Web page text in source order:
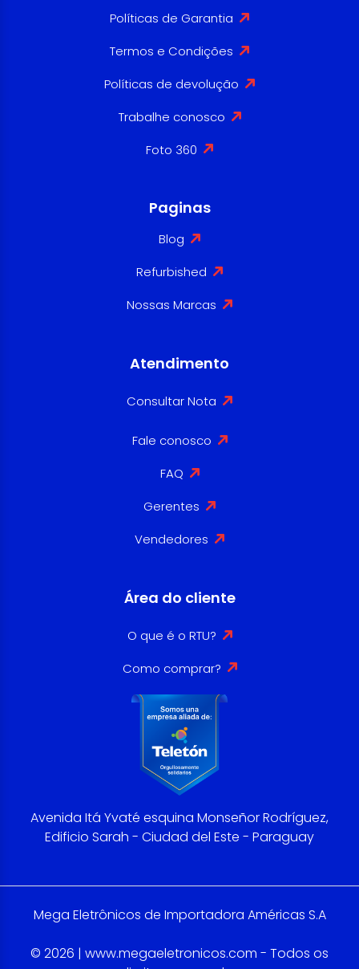
Políticas de Garantia
Termos e Condições
Políticas de devolução
Trabalhe conosco
Foto 360
Paginas
Blog
Refurbished
Nossas Marcas
Atendimento
Consultar Nota
Fale conosco
FAQ
Gerentes
Vendedores
Área do cliente
O que é o RTU?
Como comprar?
Avenida Itá Yvaté esquina Monseñor Rodríguez,
Edificio Sarah - Ciudad del Este - Paraguay
Mega Eletrônicos de Importadora Américas S.A
© 2026 | www.megaeletronicos.com - Todos os